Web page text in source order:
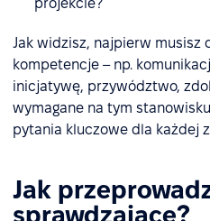
projekcie?
Jak widzisz, najpierw musisz
kompetencje – np.
inicjatywę, przywództwo,
wymagane na tym
pytania kluczowe dla każdej
Jak
sprawdzające?